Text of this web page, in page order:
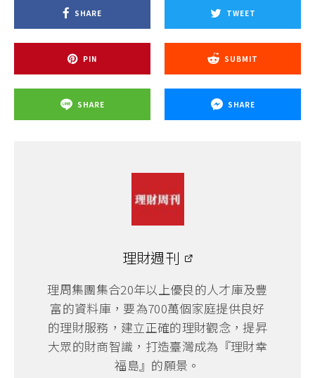
SHARE TWEET
PIN SUBMIT
SHARE SHARE
理財週刊
理周集團集合20年以上優良的人才庫及豐
富的資料庫，要為700萬個家庭提供良好
的理財服務，建立正確的理財觀念，提昇
大眾的財商智識，打造臺灣成為『理財幸
福島』的願景。